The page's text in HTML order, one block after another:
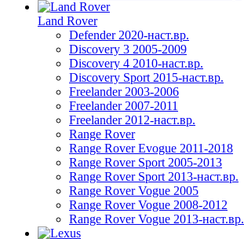
Land Rover
Defender 2020-наст.вр.
Discovery 3 2005-2009
Discovery 4 2010-наст.вр.
Discovery Sport 2015-наст.вр.
Freelander 2003-2006
Freelander 2007-2011
Freelander 2012-наст.вр.
Range Rover
Range Rover Evogue 2011-2018
Range Rover Sport 2005-2013
Range Rover Sport 2013-наст.вр.
Range Rover Vogue 2005
Range Rover Vogue 2008-2012
Range Rover Vogue 2013-наст.вр.